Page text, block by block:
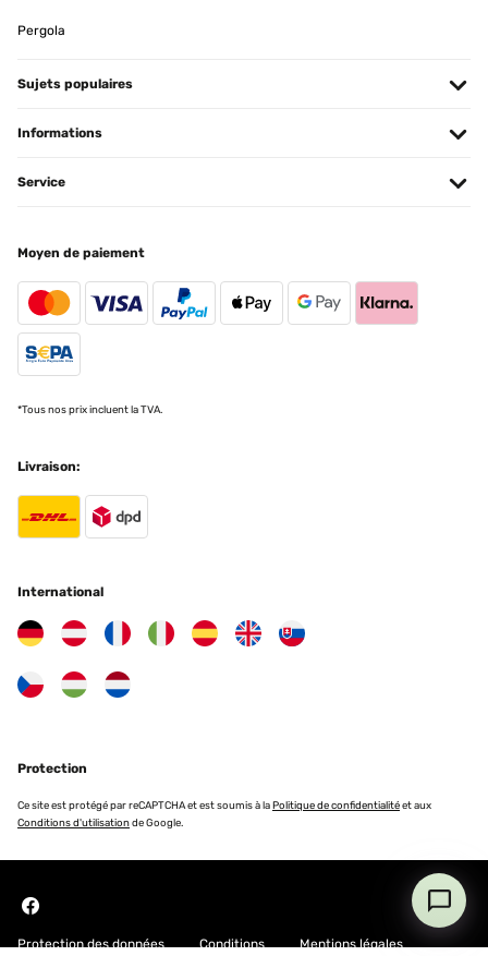
Pergola
Sujets populaires
Informations
Service
Moyen de paiement
*Tous nos prix incluent la TVA.
Livraison:
International
Protection
Ce site est protégé par reCAPTCHA et est soumis à laPolitique de confidentialitéet aux
Conditions d'utilisationde Google.
Protection des données Conditions Mentions légales